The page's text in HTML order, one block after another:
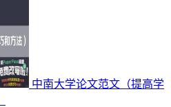
中南大学论文范文（提高学